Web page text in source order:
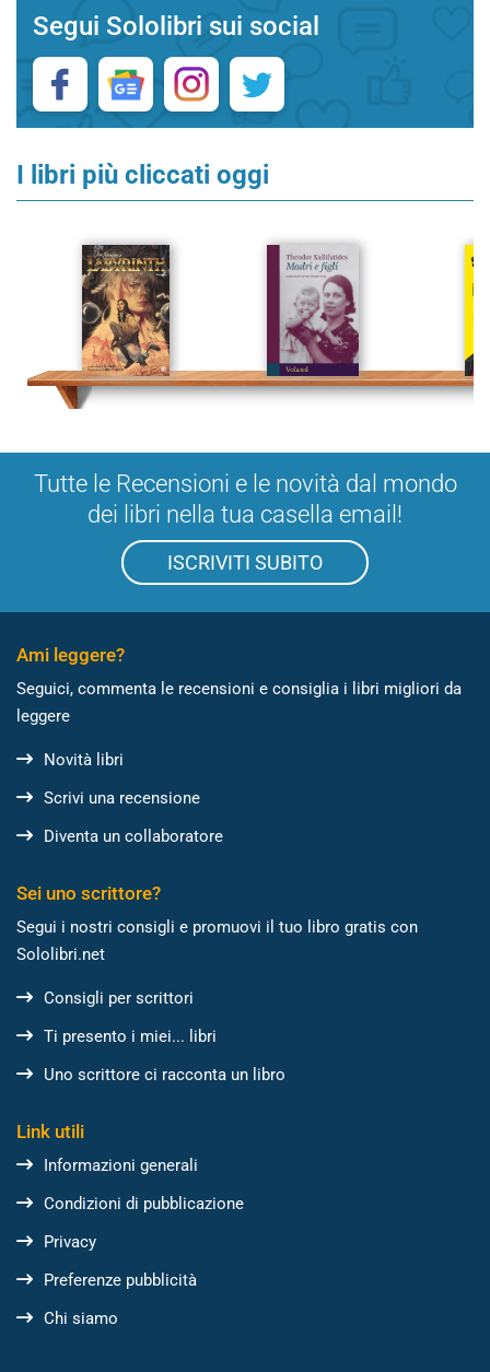
Segui Sololibri sui social
I libri più cliccati oggi
Tutte le Recensioni e le novità dal mondo
dei libri nella tua casella email!
ISCRIVITI SUBITO
Ami leggere?
Seguici, commenta le recensioni e consiglia i libri migliori da
leggere
Novità libri
Scrivi una recensione
Diventa un collaboratore
Sei uno scrittore?
Segui i nostri consigli e promuovi il tuo libro gratis con
Sololibri.net
Consigli per scrittori
Ti presento i miei... libri
Uno scrittore ci racconta un libro
Link utili
Informazioni generali
Condizioni di pubblicazione
Privacy
Preferenze pubblicità
Chi siamo